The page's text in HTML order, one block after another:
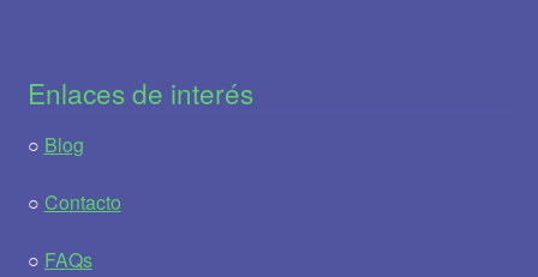
Enlaces de interés
○ Blog
○ Contacto
○ FAQs